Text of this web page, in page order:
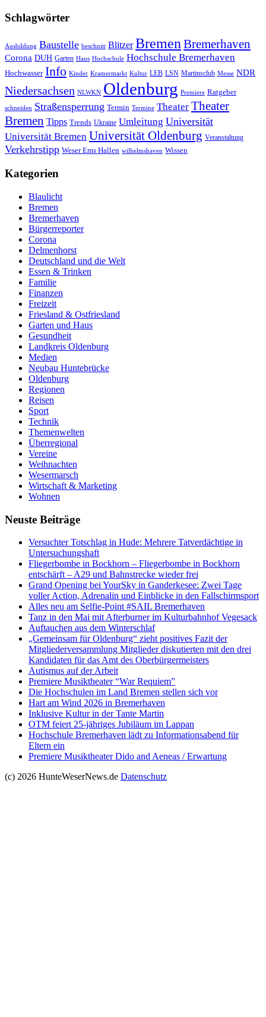
Schlagwörter
Ausbildung Baustelle beschnitt Blitzer BremenBremerhaven
Corona DUH Garten Haus Hochschule Hochschule Bremerhaven
Hochwasser Info Kinder Kramermarkt Kultur LEB LSN Martinsclub Messe NDR
Niedersachsen NLWKN Oldenburg Premiere Ratgeber
schneiden Straßensperrung Termin Termine Theater Theater
Bremen Tipps Trends Ukraine Umleitung Universität
Universität Bremen Universität Oldenburg Veranstaltung
Verkehrstipp Weser Ems Hallen wilhelmshaven Wissen
Kategorien
Blaulicht
Bremen
Bremerhaven
Bürgerreporter
Corona
Delmenhorst
Deutschland und die Welt
Essen & Trinken
Familie
Finanzen
Freizeit
Friesland & Ostfriesland
Garten und Haus
Gesundheit
Landkreis Oldenburg
Medien
Neubau Huntebrücke
Oldenburg
Regionen
Reisen
Sport
Technik
Themenwelten
Überregional
Vereine
Weihnachten
Wesermarsch
Wirtschaft & Marketing
Wohnen
Neuste Beiträge
Versucht­er Totschlag in Hude: Mehrere Tatverdächtige in
Untersuchungshaft
Fliegerbombe in Bockhorn – Fliegerbombe in Bockhorn
entschärft – A29 und Bahnstrecke wieder frei
Grand Opening bei YourSky in Ganderkesee: Zwei Tage
voller Action, Adrenalin und Einblicke in den Fallschirmsport
Alles neu am Selfie-Point #SAIL Bremerhaven
Tanz in den Mai mit Afterburner im Kulturbahnhof Vegesack
Auftauchen aus dem Winterschlaf
„Gemeinsam für Oldenburg“ zieht positives Fazit der
Mitgliederversammlung Mitglieder diskutierten mit den drei
Kandidaten für das Amt des Oberbürgermeisters
Autismus auf der Arbeit
Premiere Musiktheater “War Requiem”
Die Hochschulen im Land Bremen stellen sich vor
Hart am Wind 2026 in Bremerhaven
Inklusive Kultur in der Tante Martin
OTM feiert 25-jähriges Jubiläum im Lappan
Hochschule Bremerhaven lädt zu Informationsabend für
Eltern ein
Premiere Musiktheater Dido and Aeneas / Erwartung
(c) 2026 HunteWeserNews.de Datenschutz